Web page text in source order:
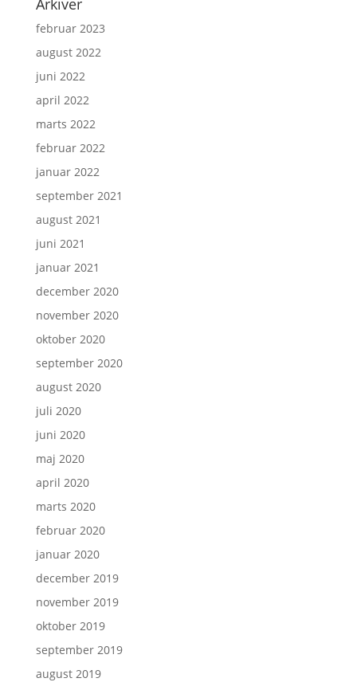
Arkiver
februar 2023
august 2022
juni 2022
april 2022
marts 2022
februar 2022
januar 2022
september 2021
august 2021
juni 2021
januar 2021
december 2020
november 2020
oktober 2020
september 2020
august 2020
juli 2020
juni 2020
maj 2020
april 2020
marts 2020
februar 2020
januar 2020
december 2019
november 2019
oktober 2019
september 2019
august 2019